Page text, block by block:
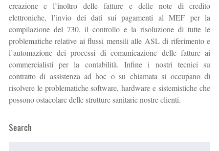
creazione e l’inoltro delle fatture e delle note di credito
elettroniche, l’invio dei dati sui pagamenti al MEF per la
compilazione del 730, il controllo e la risoluzione di tutte le
problematiche relative ai flussi mensili alle ASL di riferimento e
l’automazione dei processi di comunicazione delle fatture ai
commercialisti per la contabilità. Infine i nostri tecnici su
contratto di assistenza ad hoc o su chiamata si occupano di
risolvere le problematiche software, hardware e sistemistiche che
possono ostacolare delle strutture sanitarie nostre clienti.
Search